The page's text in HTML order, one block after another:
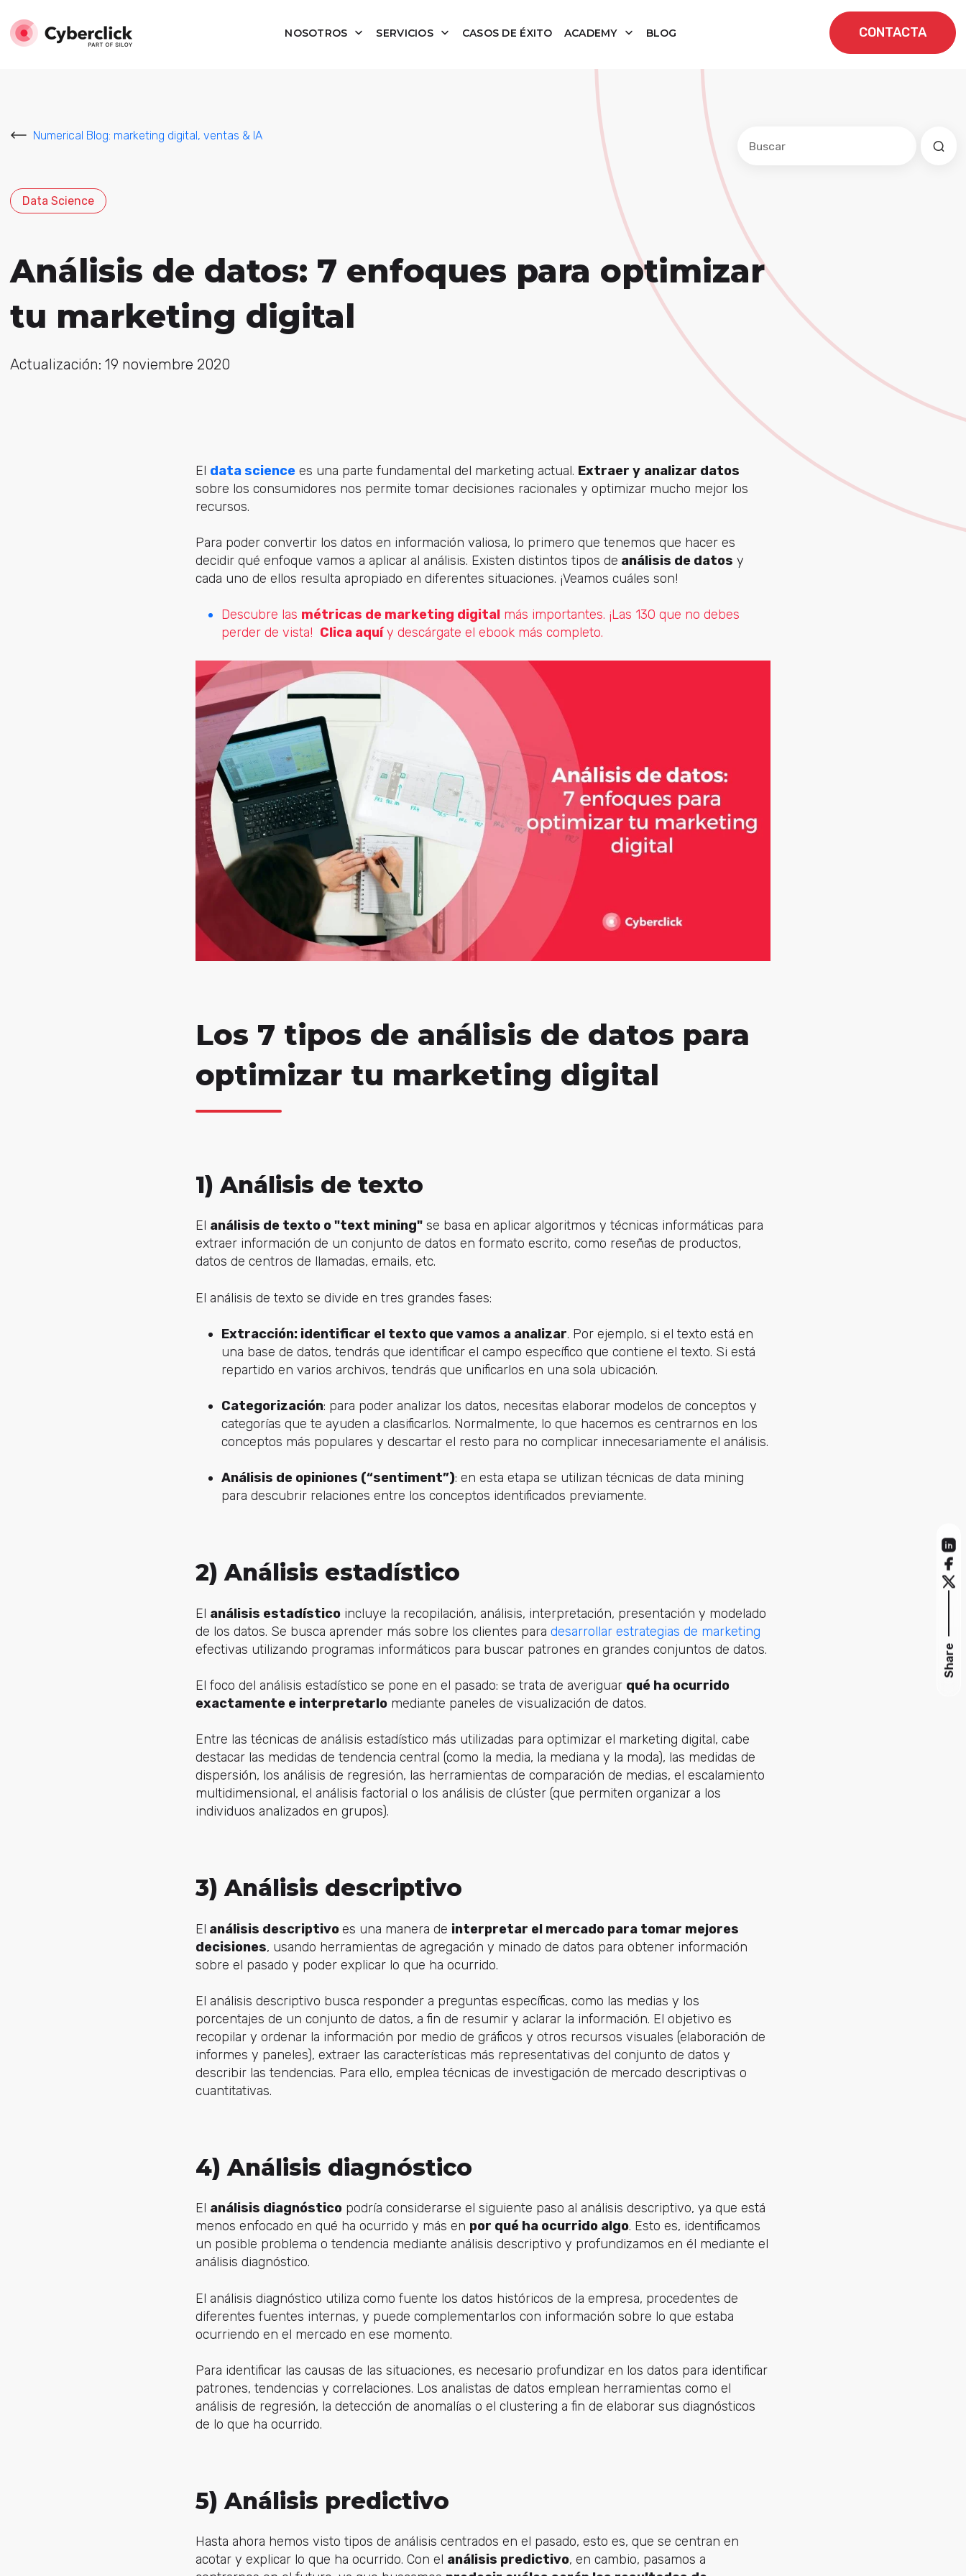
NOSOTROS SERVICIOS CASOS DE ÉXITO ACADEMY BLOG CONTACTA
Numerical Blog: marketing digital, ventas & IA
Data Science
Análisis de datos: 7 enfoques para optimizar
tu marketing digital
Actualización: 19 noviembre 2020
El data science es una parte fundamental del marketing actual. Extraer y analizar datos
sobre los consumidores nos permite tomar decisiones racionales y optimizar mucho mejor los
recursos.
Para poder convertir los datos en información valiosa, lo primero que tenemos que hacer es
decidir qué enfoque vamos a aplicar al análisis. Existen distintos tipos de análisis de datos y
cada uno de ellos resulta apropiado en diferentes situaciones. ¡Veamos cuáles son!
Descubre las métricas de marketing digital más importantes. ¡Las 130 que no debes
perder de vista! Clica aquíy descárgate el ebook más completo.
Los 7 tipos de análisis de datos para
optimizar tu marketing digital
1) Análisis de texto
El análisis de texto o "text mining" se basa en aplicar algoritmos y técnicas informáticas para
extraer información de un conjunto de datos en formato escrito, como reseñas de productos,
datos de centros de llamadas, emails, etc.
El análisis de texto se divide en tres grandes fases:
Extracción: identificar el texto que vamos a analizar. Por ejemplo, si el texto está en
una base de datos, tendrás que identificar el campo específico que contiene el texto. Si está
repartido en varios archivos, tendrás que unificarlos en una sola ubicación.
Categorización: para poder analizar los datos, necesitas elaborar modelos de conceptos y
categorías que te ayuden a clasificarlos. Normalmente, lo que hacemos es centrarnos en los
conceptos más populares y descartar el resto para no complicar innecesariamente el análisis.
Análisis de opiniones (“sentiment”): en esta etapa se utilizan técnicas de data mining
para descubrir relaciones entre los conceptos identificados previamente.
2) Análisis estadístico
El análisis estadístico incluye la recopilación, análisis, interpretación, presentación y modelado
de los datos. Se busca aprender más sobre los clientes para desarrollar estrategias de marketing
efectivas utilizando programas informáticos para buscar patrones en grandes conjuntos de datos.
El foco del análisis estadístico se pone en el pasado: se trata de averiguar qué ha ocurrido
exactamente e interpretarlo mediante paneles de visualización de datos.
Entre las técnicas de análisis estadístico más utilizadas para optimizar el marketing digital, cabe
destacar las medidas de tendencia central (como la media, la mediana y la moda), las medidas de
dispersión, los análisis de regresión, las herramientas de comparación de medias, el escalamiento
multidimensional, el análisis factorial o los análisis de clúster (que permiten organizar a los
individuos analizados en grupos).
3) Análisis descriptivo
El análisis descriptivoes una manera de interpretar el mercado para tomar mejores
decisiones, usando herramientas de agregación y minado de datos para obtener información
sobre el pasado y poder explicar lo que ha ocurrido.
El análisis descriptivo busca responder a preguntas específicas, como las medias y los
porcentajes de un conjunto de datos, a fin de resumir y aclarar la información. El objetivo es
recopilar y ordenar la información por medio de gráficos y otros recursos visuales (elaboración de
informes y paneles), extraer las características más representativas del conjunto de datos y
describir las tendencias. Para ello, emplea técnicas de investigación de mercado descriptivas o
cuantitativas.
4) Análisis diagnóstico
El análisis diagnóstico podría considerarse el siguiente paso al análisis descriptivo, ya que está
menos enfocado en qué ha ocurrido y más en por qué ha ocurrido algo. Esto es, identificamos
un posible problema o tendencia mediante análisis descriptivo y profundizamos en él mediante el
análisis diagnóstico.
El análisis diagnóstico utiliza como fuente los datos históricos de la empresa, procedentes de
diferentes fuentes internas, y puede complementarlos con información sobre lo que estaba
ocurriendo en el mercado en ese momento.
Para identificar las causas de las situaciones, es necesario profundizar en los datos para identificar
patrones, tendencias y correlaciones. Los analistas de datos emplean herramientas como el
análisis de regresión, la detección de anomalías o el clustering a fin de elaborar sus diagnósticos
de lo que ha ocurrido.
5) Análisis predictivo
Hasta ahora hemos visto tipos de análisis centrados en el pasado, esto es, que se centran en
acotar y explicar lo que ha ocurrido. Con el análisis predictivo, en cambio, pasamos a
Share